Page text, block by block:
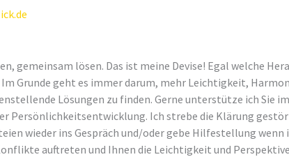
gemeinsam lösen. Das ist meine Devise! Egal welche
Im Grunde geht es immer darum, mehr Leichtigkeit,
Lösungen zu finden. Gerne unterstütze ich Sie
Persönlichkeitsentwicklung. Ich strebe die Klärung
wieder ins Gespräch und/oder gebe Hilfestellung
auftreten und Ihnen die Leichtigkeit und